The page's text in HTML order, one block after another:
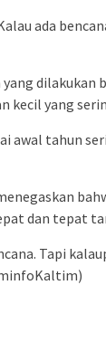
ada
dilakukan
kecil yang
awal tahun
dan tepat
Tapi